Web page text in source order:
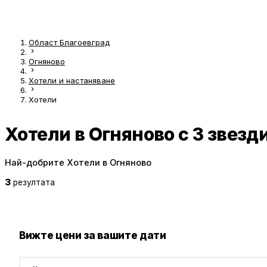
Област Благоевград
Огняново
Хотели и настаняване
Хотели
Хотели в Огняново с 3
Най-добрите Хотели в Огняново
3 резултата
Вижте цени за вашите дати